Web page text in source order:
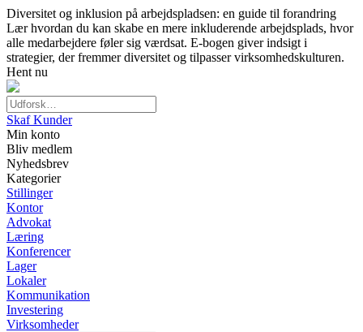
Diversitet og inklusion på arbejdspladsen: en guide til forandring
Lær hvordan du kan skabe en mere inkluderende arbejdsplads, hvor
alle medarbejdere føler sig værdsat. E-bogen giver indsigt i
strategier, der fremmer diversitet og tilpasser virksomhedskulturen.
Hent nu
Skaf Kunder
Min konto
Bliv medlem
Nyhedsbrev
Kategorier
Stillinger
Kontor
Advokat
Læring
Konferencer
Lager
Lokaler
Kommunikation
Investering
Virksomheder